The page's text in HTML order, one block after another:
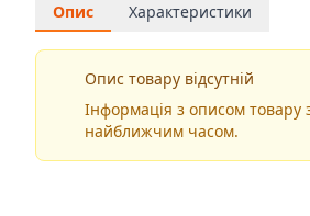
Опис Характеристики
Опис товару відсутній
Інформація з описом товару
найближчим часом.